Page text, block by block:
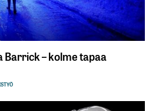
Barrick – kolme tapaa